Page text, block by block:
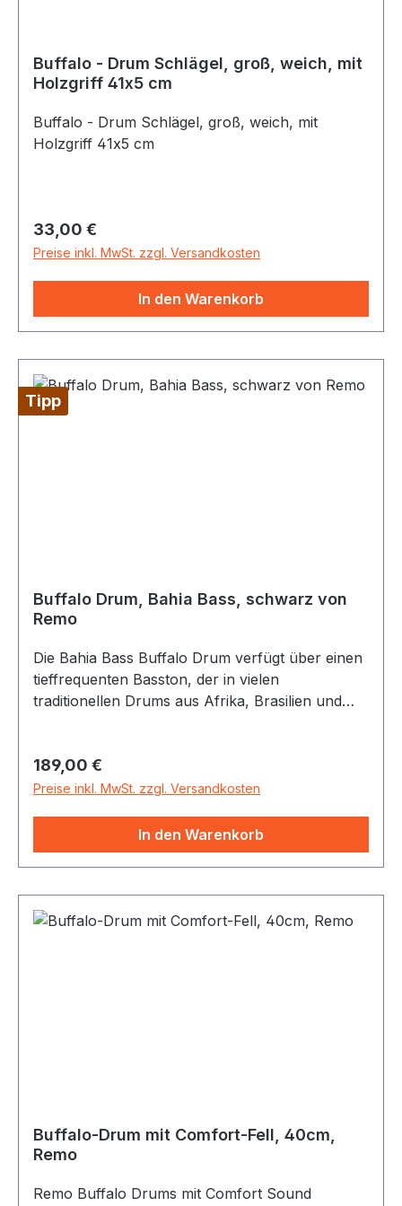
Buffalo - Drum Schlägel, groß, weich, mit
Holzgriff 41x5 cm
Buffalo - Drum Schlägel, groß, weich, mit
Holzgriff 41x5 cm
Regulärer Preis:
33,00 €
Preise inkl. MwSt. zzgl. Versandkosten
In den Warenkorb
Tipp
Buffalo Drum, Bahia Bass, schwarz von
Remo
Die Bahia Bass Buffalo Drum verfügt über einen
tieffrequenten Basston, der in vielen
traditionellen Drums aus Afrika, Brasilien und
eingestimmten Vinyl-Bahia-Bass-Trommelfell mit
den patentierten Acousticon®-Trommelkorpus
Projektion und verbesserte tiefe
Bassfundamente, die sich ideal für Freizeit-,
Bildungs- und Wellnessanwendungen eignen. Die
Bahia Bass Buffalo Drum erzeugt die gleichen
Klangeigenschaften wie traditionelle Holzrahmen.
Regulärer Preis:
189,00 €
Preise inkl. MwSt. zzgl. Versandkosten
In den Warenkorb
Buffalo-Drum mit Comfort-Fell, 40cm,
Remo
Remo Buffalo Drums mit Comfort Sound